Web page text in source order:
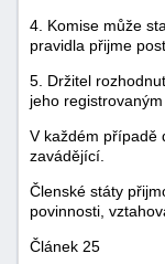
4. Komise může
pravidla přijme
5. Držitel
jeho
V každém případě
zavádějící.
Členské státy
povinnosti,
Článek 25